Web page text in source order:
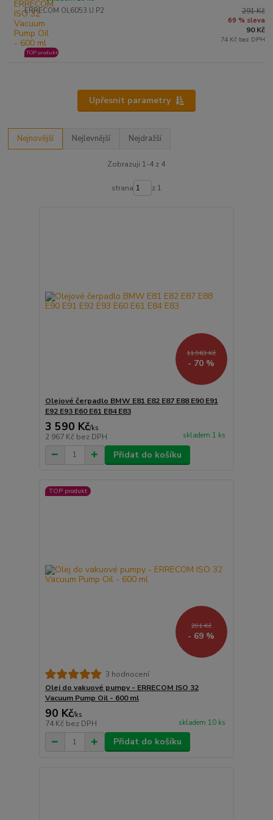
ERRECOM OL6053.U.P2
TOP produkt
291 Kč
69 % sleva
90 Kč
74 Kč bez DPH
Upřesnit parametry
Nejnovější Nejlevnější Nejdražší
Zobrazuji 1-4 z 4
strana z 1
11 963 Kč
- 70 %
Olejové čerpadlo BMW E81 E82 E87 E88 E90 E91
E92 E93 E60 E61 E84 E83
3 590 Kč/ks
2 967 Kč bez DPH skladem 1 ks
Přidat do košíku
TOP produkt
291 Kč
- 69 %
3 hodnocení
Olej do vakuové pumpy - ERRECOM ISO 32
Vacuum Pump Oil - 600 ml
90 Kč/ks
74 Kč bez DPH skladem 10 ks
Přidat do košíku